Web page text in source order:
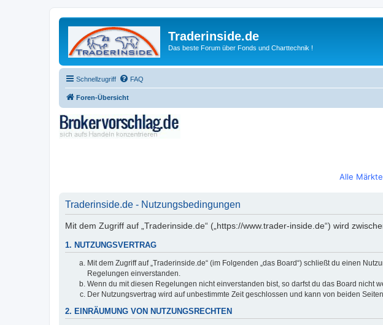
Traderinside.de
Das beste Forum über Fonds und Charttechnik !
Schnellzugriff FAQ
Foren-Übersicht
Alle
Traderinside.de - Nutzungsbedingungen
Mit dem Zugriff auf „Traderinside.de“ („https://www.trader-inside.de“) wird
1. NUTZUNGSVERTRAG
Mit dem Zugriff auf „Traderinside.de“ (im Folgenden „das Board“) schließt du einen
Regelungen einverstanden.
Wenn du mit diesen Regelungen nicht einverstanden bist, so darfst du das Board
Der Nutzungsvertrag wird auf unbestimmte Zeit geschlossen und kann von beiden
2. EINRÄUMUNG VON NUTZUNGSRECHTEN